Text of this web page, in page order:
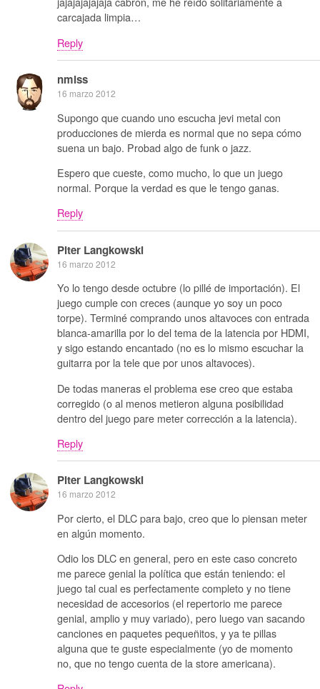
carcajada limpia…
Reply
nmlss
16 marzo 2012
Supongo que cuando uno escucha jevi metal con
producciones de mierda es normal que no sepa cómo
suena un bajo. Probad algo de funk o jazz.
Espero que cueste, como mucho, lo que un juego
normal. Porque la verdad es que le tengo ganas.
Reply
Piter Langkowski
16 marzo 2012
Yo lo tengo desde octubre (lo pillé de importación). El
juego cumple con creces (aunque yo soy un poco
torpe). Terminé comprando unos altavoces con entrada
blanca-amarilla por lo del tema de la latencia por HDMI,
y sigo estando encantado (no es lo mismo escuchar la
guitarra por la tele que por unos altavoces).
De todas maneras el problema ese creo que estaba
corregido (o al menos metieron alguna posibilidad
dentro del juego pare meter corrección a la latencia).
Reply
Piter Langkowski
16 marzo 2012
Por cierto, el DLC para bajo, creo que lo piensan meter
en algún momento.
Odio los DLC en general, pero en este caso concreto
me parece genial la política que están teniendo: el
juego tal cual es perfectamente completo y no tiene
necesidad de accesorios (el repertorio me parece
genial, amplio y muy variado), pero luego van sacando
canciones en paquetes pequeñitos, y ya te pillas
alguna que te guste especialmente (yo de momento
no, que no tengo cuenta de la store americana).